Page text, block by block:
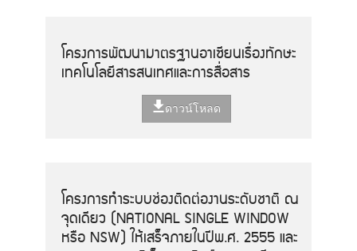
โครงการพัฒนามาตรฐานอาเซียนเรื่องทักษะ
เทคโนโลยีสารสนเทศและการสื่อสาร
ดาวน์โหลด
โครงการทำระบบช่องติดต่องานระดับชาติ ณ
จุดเดียว (NATIONAL SINGLE WINDOW
หรือ NSW) ให้เสร็จภายในปีพ.ศ. 2555 และ